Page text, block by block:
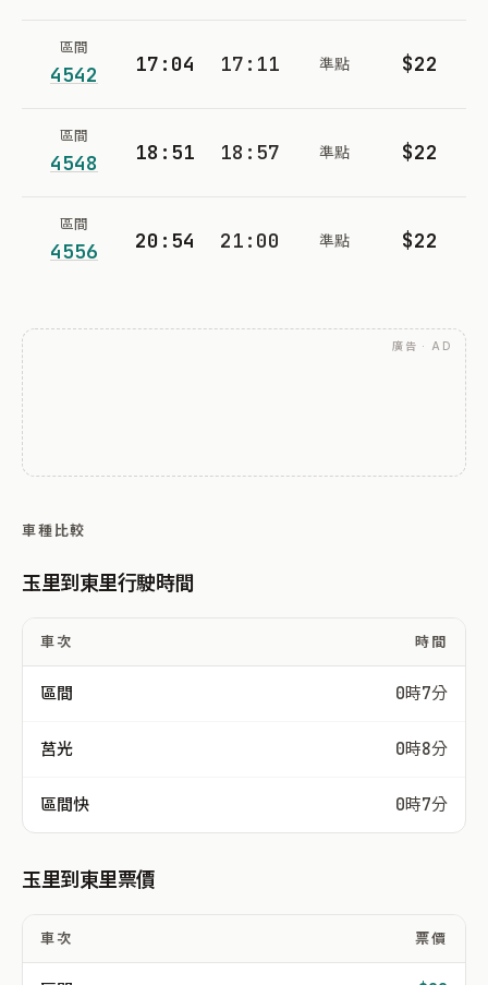
區間
4542 17:04 17:11 準點 $22
區間
4548 18:51 18:57 準點 $22
區間
4556 20:54 21:00 準點 $22
廣告 · AD
車種比較
玉里到東里行駛時間
車次 時間
區間 0時7分
莒光 0時8分
區間快 0時7分
玉里到東里票價
車次 票價